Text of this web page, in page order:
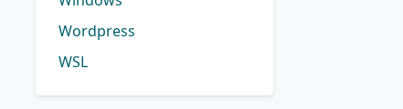
Wordpress
WSL